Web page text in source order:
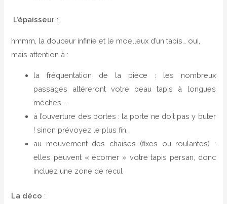
L’épaisseur :
hmmm, la douceur infinie et le moelleux d’un tapis… oui,
mais attention à :
la fréquentation de la pièce : les nombreux
passages altéreront votre beau tapis à longues
mèches …
à l’ouverture des portes : la porte ne doit pas y buter
! sinon prévoyez le plus fin.
au mouvement des chaises (fixes ou roulantes) :
elles peuvent « écorner » votre tapis persan, donc
incluez une zone de recul
La déco :